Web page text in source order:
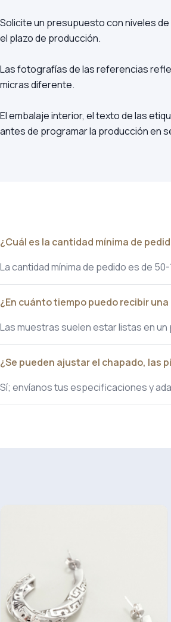
Solicite un presupuesto con niveles
el plazo de producción.
Las fotografías de las referencias
micras diferente.
El embalaje interior, el texto de las
antes de programar la producción en
¿Cuál es la cantidad mínima de
La cantidad mínima de pedido es de
¿En cuánto tiempo puedo recibir
Las muestras suelen estar listas en
¿Se pueden ajustar el chapado, las
Sí; envíanos tus especificaciones y